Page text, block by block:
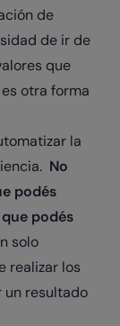
de
de ir de
que
otra forma
la
No
podés
podés
solo
realizar los
un resultado